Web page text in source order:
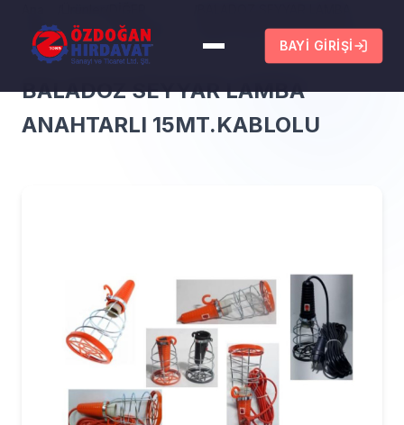
BAYI GIRIŞI
Sayfa
ELEKTRİK
GRUBU
ANAHTARLI 15MT.KABLOLU
BALADOZ SEYYAR LAMBA
ANAHTARLI 15MT.KABLOLU